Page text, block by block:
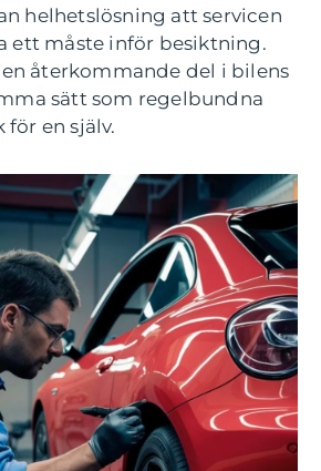
helhetslösning att servicen
ett måste inför besiktning.
återkommande del i bilens
sätt som regelbundna
en själv.